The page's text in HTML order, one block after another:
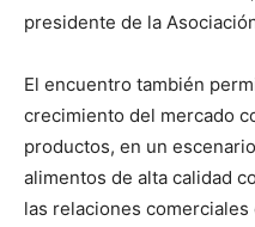
presidente de la
El encuentro también
crecimiento del mercado
productos, en un
alimentos de alta calidad
las relaciones